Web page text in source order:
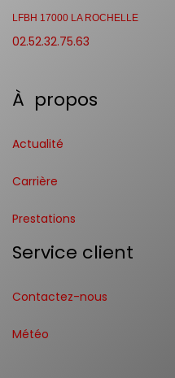
LFBH 17000 LA ROCHELLE
02.52.32.75.63
À propos
Actualité
Carrière
Prestations
Service client
Contactez-nous
Météo